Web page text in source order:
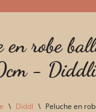
en robe
-
\ Diddl \ Peluche en